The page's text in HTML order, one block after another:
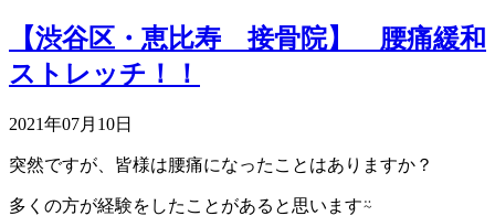
【渋谷区・恵比寿 接骨院】 腰痛緩和
ストレッチ！！
2021年07月10日
突然ですが、皆様は腰痛になったことはありますか？
多くの方が経験をしたことがあると思います⍨